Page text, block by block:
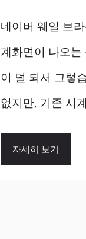
네이버 웨일 브
계화면이 나오
이 덜 되서 그렇
없지만, 기존 시
자세히 보기